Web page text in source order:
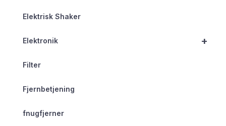
Elektrisk Shaker
+
Elektronik
Filter
Fjernbetjening
fnugfjerner